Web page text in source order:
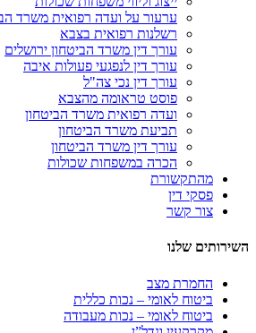
ערעור על ועדה רפואית משרד
רשלנות רפואית בצבא
עורך דין משרד הביטחון ירושלים
עורך דין לנפגעי פעולות איבה
עורך דין נכי צה"ל
פוסט טראומה מהצבא
ועדה רפואית משרד הביטחון
תביעת משרד הביטחון
עורך דין משרד הביטחון
הכרה במשפחות שכולות
מהתקשורת
פסקי דין
צור קשר
השירותים שלנו
החמרת מצב
ביטוח לאומי – נכות כללית
ביטוח לאומי – נכות מעבודה